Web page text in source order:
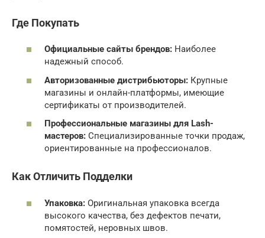
Где Покупать
Официальные сайты брендов: Наиболее
надежный способ.
Авторизованные дистрибьюторы: Крупные
магазины и онлайн-платформы, имеющие
сертификаты от производителей.
Профессиональные магазины для Lash-
мастеров: Специализированные точки продаж,
ориентированные на профессионалов.
Как Отличить Подделки
Упаковка: Оригинальная упаковка всегда
высокого качества, без дефектов печати,
помятостей, неровных швов.